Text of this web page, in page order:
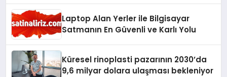
Laptop Alan Yerler ile Bilgisayar
Satmanın En Güvenli ve Karlı Yolu
Küresel rinoplasti pazarının 2030’da
9,6 milyar dolara ulaşması bekleniyor